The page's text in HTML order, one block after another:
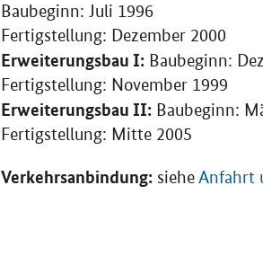
Baubeginn: Juli 1996
Fertigstellung: Dezember 2000
Erweiterungsbau I: Baubeginn:
Fertigstellung: November 1999
Erweiterungsbau II: Baubeginn:
Fertigstellung: Mitte 2005
Verkehrsanbindung: sieheAnfahrt